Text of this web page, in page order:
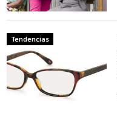
Tendencias